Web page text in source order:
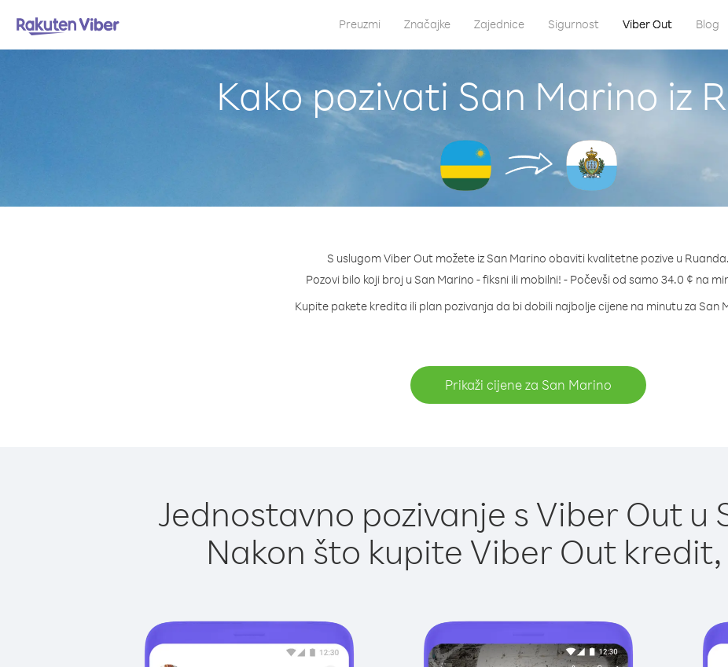
Preuzmi Značajke Zajednice Sigurnost Viber Out Blog
Kako pozivati San Marino iz
S uslugom Viber Out možete iz San Marino obaviti kvalitetne pozive u Ruanda.
Pozovi bilo koji broj u San Marino - fiksni ili mobilni! - Počevši od samo 34.0 ¢ na
Kupite pakete kredita ili plan pozivanja da bi dobili najbolje cijene na minutu za San
Prikaži cijene za San Marino
Jednostavno pozivanje s Viber Out u
Nakon što kupite Viber Out